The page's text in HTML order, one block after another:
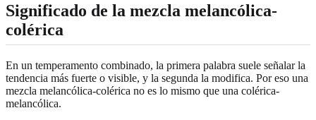
Significado de la mezcla melancólica-
colérica
En un temperamento combinado, la primera palabra suele señalar la
tendencia más fuerte o visible, y la segunda la modifica. Por eso una
mezcla melancólica-colérica no es lo mismo que una colérica-
melancólica.